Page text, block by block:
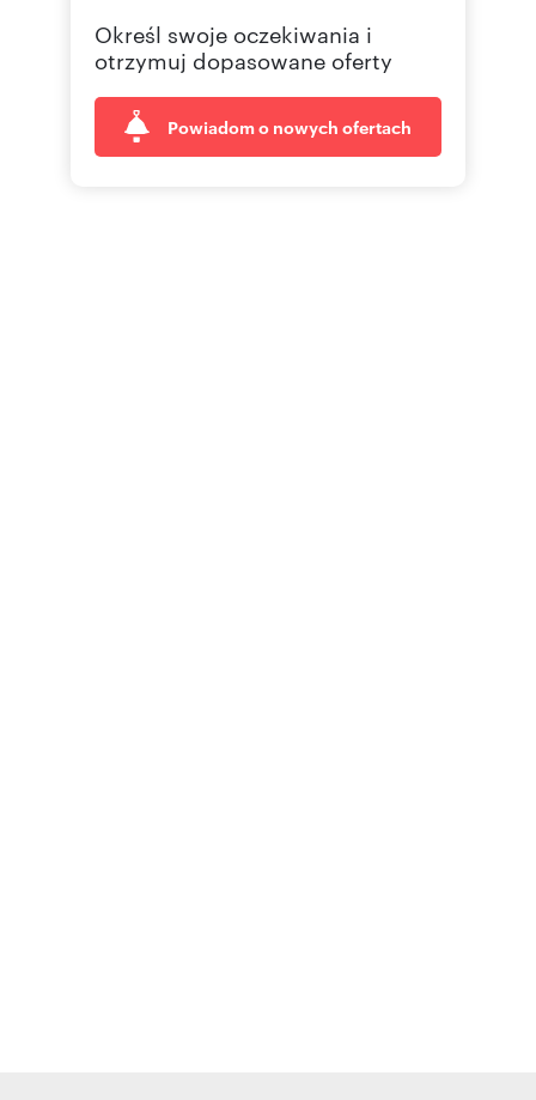
Określ swoje oczekiwania i
otrzymuj dopasowane oferty
Powiadom o nowych ofertach